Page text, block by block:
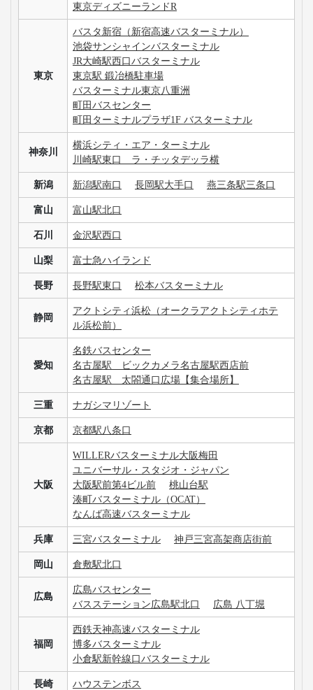
東京ディズニーランドR
東京
バスタ新宿（新宿高速バスターミナル）
池袋サンシャインバスターミナル
JR大崎駅西口バスターミナル
東京駅 鍛冶橋駐車場
バスターミナル東京八重洲
町田バスセンター
町田ターミナルプラザ1F バスターミナル
神奈川
横浜シティ・エア・ターミナル
川崎駅東口 ラ・チッタデッラ横
新潟 新潟駅南口 長岡駅大手口 燕三条駅三条口
富山 富山駅北口
石川 金沢駅西口
山梨 富士急ハイランド
長野 長野駅東口 松本バスターミナル
静岡
アクトシティ浜松（オークラアクトシティホテ
ル浜松前）
愛知
名鉄バスセンター
名古屋駅 ビックカメラ名古屋駅西店前
名古屋駅 太閤通口広場【集合場所】
三重 ナガシマリゾート
京都 京都駅八条口
大阪
WILLERバスターミナル大阪梅田
ユニバーサル・スタジオ・ジャパン
大阪駅前第4ビル前
桃山台駅
湊町バスターミナル（OCAT）
なんば高速バスターミナル
兵庫 三宮バスターミナル 神戸三宮高架商店街前
岡山 倉敷駅北口
広島
広島バスセンター
バスステーション広島駅北口
広島 八丁堀
福岡
西鉄天神高速バスターミナル
博多バスターミナル
小倉駅新幹線口バスターミナル
長崎 ハウステンボス